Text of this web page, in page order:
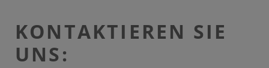
KONTAKTIEREN SIE
UNS: